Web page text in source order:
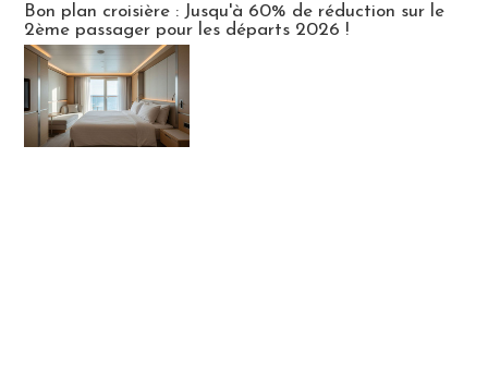
Bon plan croisière : Jusqu'à 60% de réduction sur le
2ème passager pour les départs 2026 !